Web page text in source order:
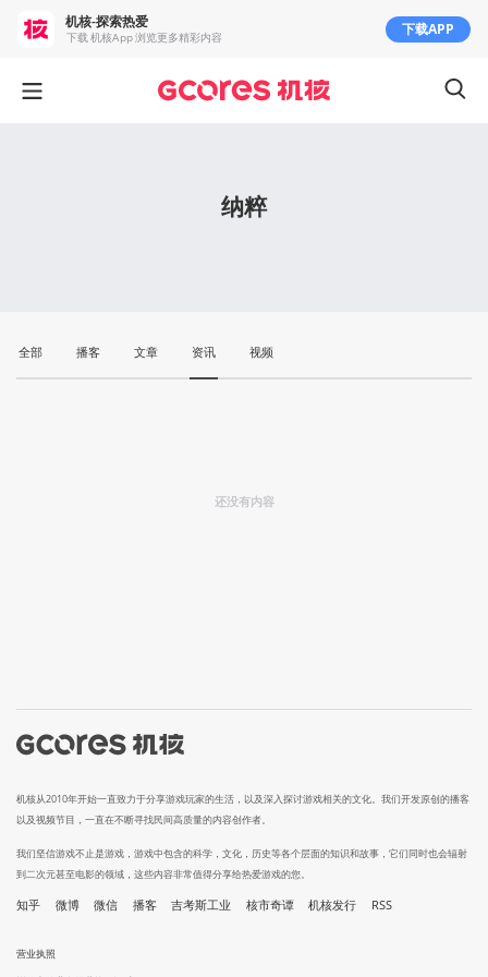
纳粹
全部 播客 文章 资讯 视频
还没有内容
机核从2010年开始一直致力于分享游戏玩家的生活，以及深入探讨游戏相关的文化。我们开发原创的播客
以及视频节目，一直在不断寻找民间高质量的内容创作者。
我们坚信游戏不止是游戏，游戏中包含的科学，文化，历史等各个层面的知识和故事，它们同时也会辐射
到二次元甚至电影的领域，这些内容非常值得分享给热爱游戏的您。
知乎 微博 微信 播客 吉考斯工业 核市奇谭 机核发行 RSS
营业执照
机核-探索热爱
下载 机核App 浏览更多精彩内容 下载APP